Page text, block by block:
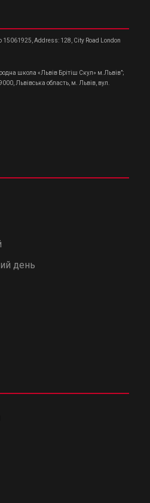
15061925, Address: 128, City Road London
школа «Львів Брітіш Скул» м.Львів”;
Львівська область, м. Львів, вул.
день